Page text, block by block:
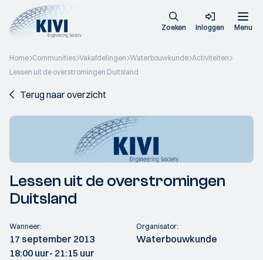
Zoeken Inloggen Menu
Home Communities Vakafdelingen Waterbouwkunde Activiteiten
Lessen uit de overstromingen Duitsland
Terug naar overzicht
Lessen uit de overstromingen
Duitsland
Wanneer:
17 september 2013
18:00 uur- 21:15 uur
Organisator:
Waterbouwkunde